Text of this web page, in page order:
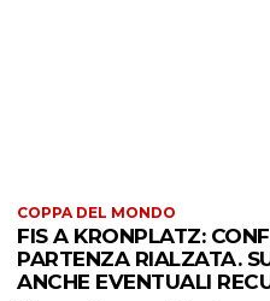
COPPA DEL MONDO
FIS A KRONPLATZ:
PARTENZA RIALZATA.
ANCHE EVENTUALI